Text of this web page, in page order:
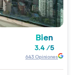
Bien
3.4/5
643Opiniones